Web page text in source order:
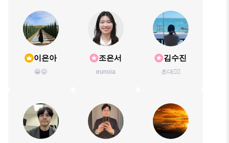
이은아
😀😛
조은서
eunoia
김수진
초대🙅‍♀️